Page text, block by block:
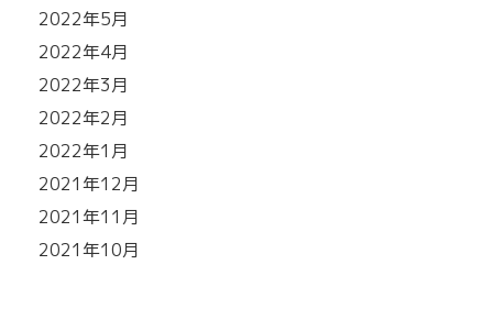
2022年5月
2022年4月
2022年3月
2022年2月
2022年1月
2021年12月
2021年11月
2021年10月